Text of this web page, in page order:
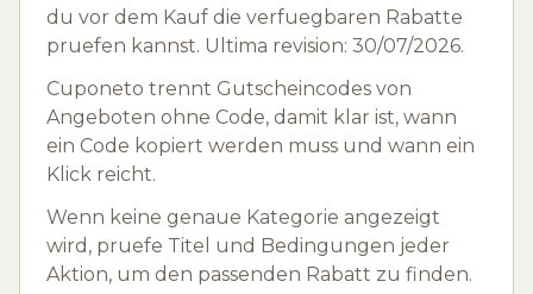
du vor dem Kauf die verfuegbaren Rabatte
pruefen kannst. Ultima revision: 30/07/2026.
Cuponeto trennt Gutscheincodes von
Angeboten ohne Code, damit klar ist, wann
ein Code kopiert werden muss und wann ein
Klick reicht.
Wenn keine genaue Kategorie angezeigt
wird, pruefe Titel und Bedingungen jeder
Aktion, um den passenden Rabatt zu finden.